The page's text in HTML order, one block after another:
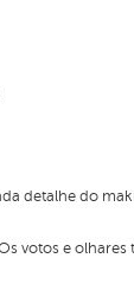
detalhe do
votos e olhares